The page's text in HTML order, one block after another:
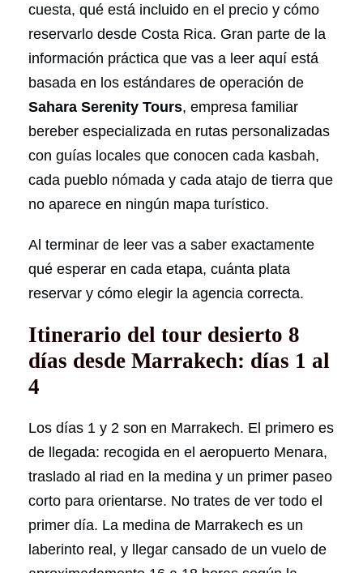
cuesta, qué está incluido en el precio y cómo
reservarlo desde Costa Rica. Gran parte de la
información práctica que vas a leer aquí está
basada en los estándares de operación de
Sahara Serenity Tours, empresa familiar
bereber especializada en rutas personalizadas
con guías locales que conocen cada kasbah,
cada pueblo nómada y cada atajo de tierra que
no aparece en ningún mapa turístico.
Al terminar de leer vas a saber exactamente
qué esperar en cada etapa, cuánta plata
reservar y cómo elegir la agencia correcta.
Itinerario del tour desierto 8
días desde Marrakech: días 1 al
4
Los días 1 y 2 son en Marrakech. El primero es
de llegada: recogida en el aeropuerto Menara,
traslado al riad en la medina y un primer paseo
corto para orientarse. No trates de ver todo el
primer día. La medina de Marrakech es un
laberinto real, y llegar cansado de un vuelo de